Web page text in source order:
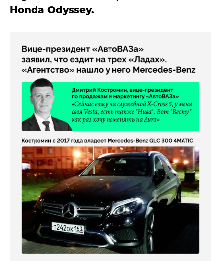
Honda Odyssey.